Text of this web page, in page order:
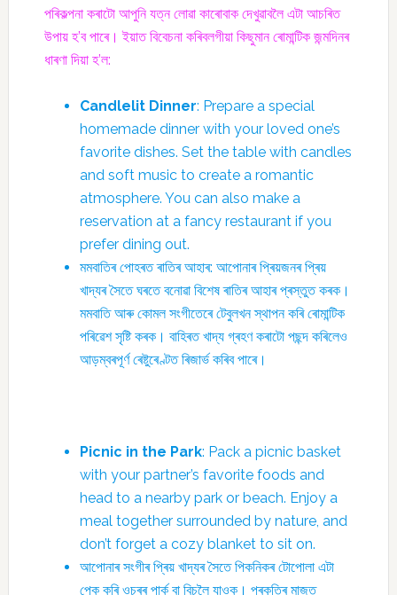
পৰিকল্পনা কৰাটো আপুনি যত্ন লোৱা কাৰোবাক দেখুৱাবলৈ এটা আচৰিত
উপায় হ’ব পাৰে। ইয়াত বিবেচনা কৰিবলগীয়া কিছুমান ৰোমান্টিক জন্মদিনৰ
ধাৰণা দিয়া হ’ল:
Candlelit Dinner: Prepare a special
homemade dinner with your loved one’s
favorite dishes. Set the table with candles
and soft music to create a romantic
atmosphere. You can also make a
reservation at a fancy restaurant if you
prefer dining out.
মমবাতিৰ পোহৰত ৰাতিৰ আহাৰ: আপোনাৰ প্ৰিয়জনৰ প্ৰিয়
খাদ্যৰ সৈতে ঘৰতে বনোৱা বিশেষ ৰাতিৰ আহাৰ প্ৰস্তুত কৰক।
মমবাতি আৰু কোমল সংগীতেৰে টেবুলখন স্থাপন কৰি ৰোমান্টিক
পৰিৱেশ সৃষ্টি কৰক। বাহিৰত খাদ্য গ্ৰহণ কৰাটো পছন্দ কৰিলেও
আড়ম্বৰপূৰ্ণ ৰেষ্টুৰেণ্টত ৰিজাৰ্ভ কৰিব পাৰে।
Picnic in the Park: Pack a picnic basket
with your partner’s favorite foods and
head to a nearby park or beach. Enjoy a
meal together surrounded by nature, and
don’t forget a cozy blanket to sit on.
আপোনাৰ সংগীৰ প্ৰিয় খাদ্যৰ সৈতে পিকনিকৰ টোপোলা এটা
পেক কৰি ওচৰৰ পাৰ্ক বা বিচলৈ যাওক। প্ৰকৃতিৰ মাজত